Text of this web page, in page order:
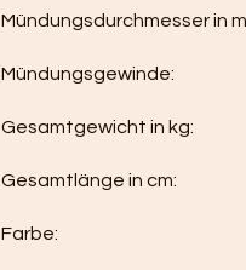
Mündungsdurchmesser in
Mündungsgewinde:
Gesamtgewicht in kg:
Gesamtlänge in cm:
Farbe: